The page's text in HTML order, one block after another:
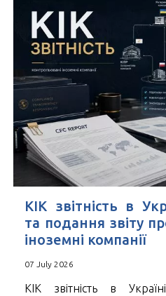
КІК звітність в
та подання звіту
іноземні компанії
07 July 2026
КІК звітність в